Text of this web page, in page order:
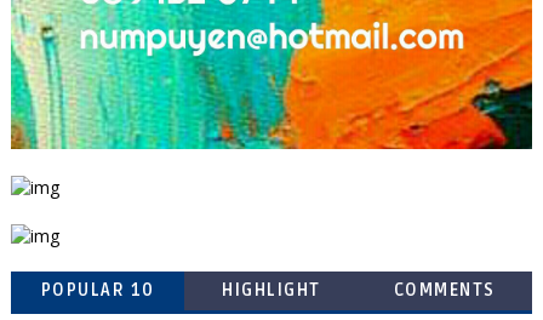
POPULAR 10 HIGHLIGHT COMMENTS